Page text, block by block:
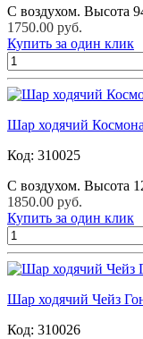
С воздухом. Высота
1750.00 руб.
Купить за один клик
Шар ходячий
Код: 310025
С воздухом. Высота
1850.00 руб.
Купить за один клик
Шар ходячий Чейз
Код: 310026